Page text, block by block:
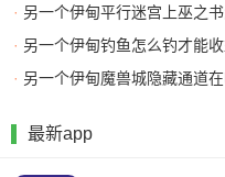
· 另一个伊甸平行迷宫上巫之书怎
· 另一个伊甸钓鱼怎么钓才能收
· 另一个伊甸魔兽城隐藏通道在哪
最新app